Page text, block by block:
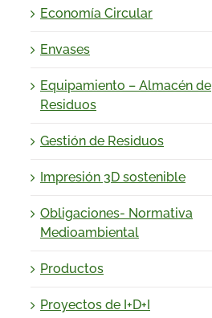
Economía Circular
Envases
Equipamiento – Almacén de
Residuos
Gestión de Residuos
Impresión 3D sostenible
Obligaciones- Normativa
Medioambiental
Productos
Proyectos de I+D+I